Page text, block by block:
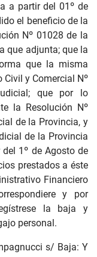
a partir del 01º de
el beneficio de la
Nº 01028 de la
que adjunta; que la
que la misma
y Comercial Nº
que por lo
la Resolución Nº
de la Provincia, y
de la Provincia
1º de Agosto de
prestados a éste
Financiero
y por
la baja y
personal.
s/ Baja: Y